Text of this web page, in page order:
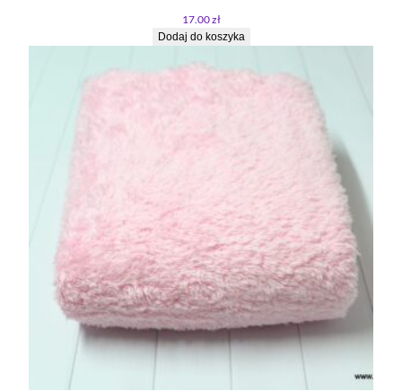
17.00zł
Dodaj do koszyka